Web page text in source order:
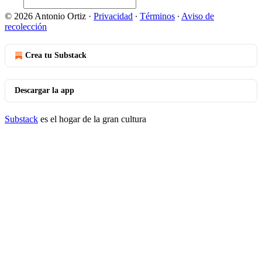
© 2026 Antonio Ortiz · Privacidad ∙ Términos ∙ Aviso de
recolección
Crea tu Substack
Descargar la app
Substack es el hogar de la gran cultura